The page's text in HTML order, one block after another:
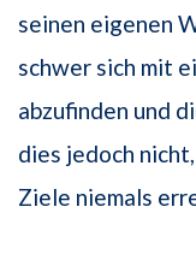
seinen eigenen
schwer sich mit
abzufinden und
dies jedoch
Ziele niemals